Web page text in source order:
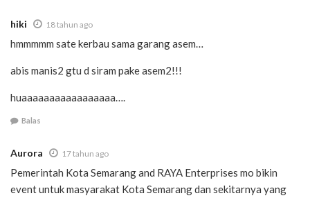
hiki 18 tahun ago
hmmmmm sate kerbau sama garang asem…
abis manis2 gtu d siram pake asem2!!!
huaaaaaaaaaaaaaaaaa….
Balas
Aurora 17 tahun ago
Pemerintah Kota Semarang and RAYA Enterprises mo bikin
event untuk masyarakat Kota Semarang dan sekitarnya yang